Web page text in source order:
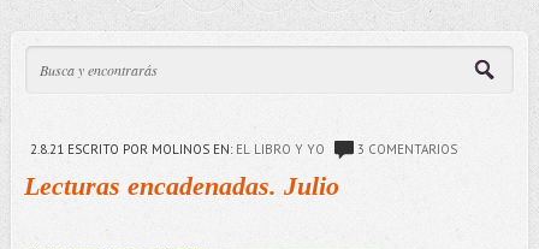
2.8.21 ESCRITO POR MOLINOS EN: EL LIBRO Y YO 3 COMENTARIOS
Lecturas encadenadas. Julio